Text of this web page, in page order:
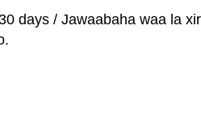
days / Jawaabaha waa la